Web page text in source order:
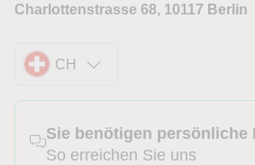
Charlottenstrasse 68, 10117 Berlin
CH
Sie benötigen persönliche
So erreichen Sie uns